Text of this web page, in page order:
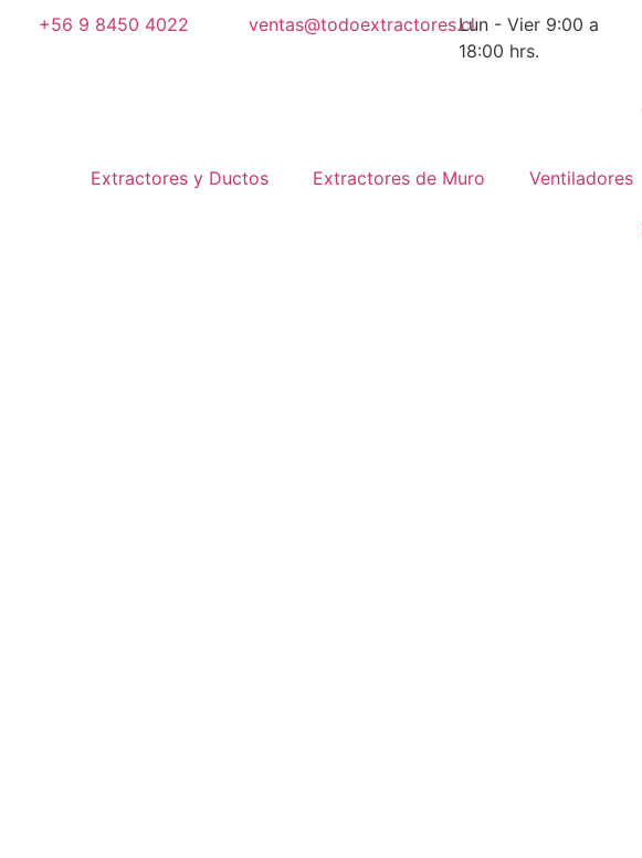
+56 9 8450 4022 ventas@todoextractores.clLun - Vier 9:00 a
18:00 hrs.
Extractores y Ductos Extractores de Muro Ventiladores